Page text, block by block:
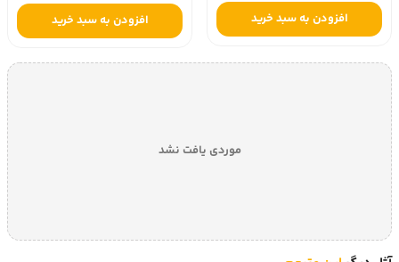
افزودن به سبد خرید افزودن به سبد خرید
موردی یافت نشد